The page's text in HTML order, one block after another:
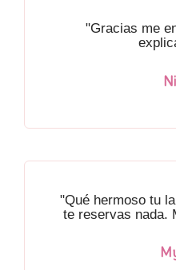
"Gracias me
"Qué hermoso tu
te reservas nada.